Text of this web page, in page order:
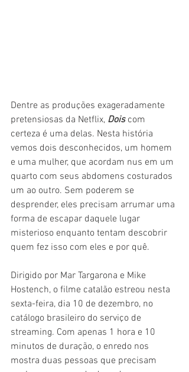
Dentre as produções exageradamente
pretensiosas da Netflix, Dois com
certeza é uma delas. Nesta história
vemos dois desconhecidos, um homem
e uma mulher, que acordam nus em um
quarto com seus abdomens costurados
um ao outro. Sem poderem se
desprender, eles precisam arrumar uma
forma de escapar daquele lugar
misterioso enquanto tentam descobrir
quem fez isso com eles e por quê.
Dirigido por Mar Targarona e Mike
Hostench, o filme catalão estreou nesta
sexta-feira, dia 10 de dezembro, no
catálogo brasileiro do serviço de
streaming. Com apenas 1 hora e 10
minutos de duração, o enredo nos
mostra duas pessoas que precisam